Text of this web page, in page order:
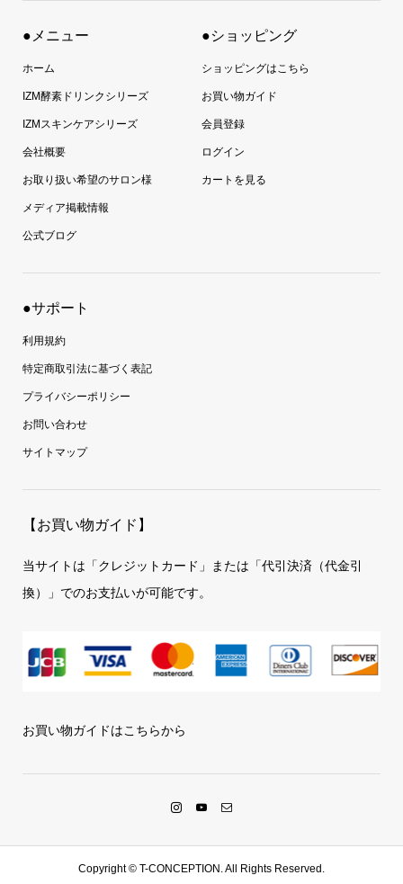
●メニュー
ホーム
IZM酵素ドリンクシリーズ
IZMスキンケアシリーズ
会社概要
お取り扱い希望のサロン様
メディア掲載情報
公式ブログ
●ショッピング
ショッピングはこちら
お買い物ガイド
会員登録
ログイン
カートを見る
●サポート
利用規約
特定商取引法に基づく表記
プライバシーポリシー
お問い合わせ
サイトマップ
【お買い物ガイド】
当サイトは「クレジットカード」または「代引決済（代金引
換）」でのお支払いが可能です。
お買い物ガイドはこちらから
Copyright © T-CONCEPTION. All Rights Reserved.